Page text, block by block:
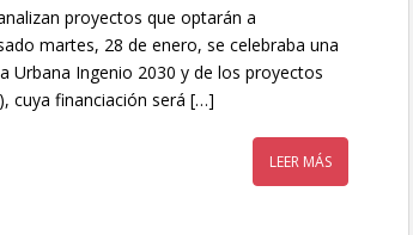
proyectos que optarán a
martes, 28 de enero, se celebraba una
Urbana Ingenio 2030 y de los proyectos
cuya financiación será […]
LEER MÁS